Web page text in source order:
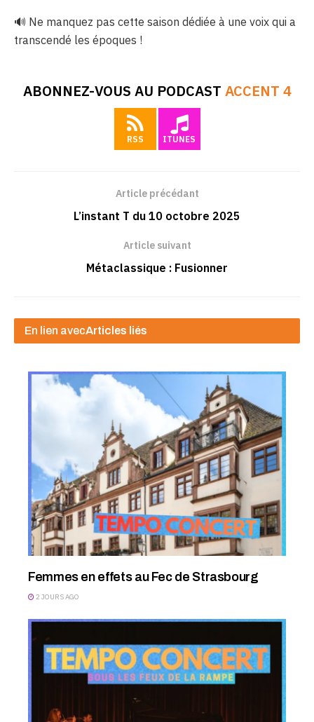
🔊 Ne manquez pas cette saison dédiée à une voix qui a
transcendé les époques !
ABONNEZ-VOUS AU PODCAST ACCENT 4
RSS ITUNES
Article précédant
L’instant T du 10 octobre 2025
Article suivant
Métaclassique : Fusionner
En lien avecArticles liés
Femmes en effets au Fec de Strasbourg
2 JOURS AGO